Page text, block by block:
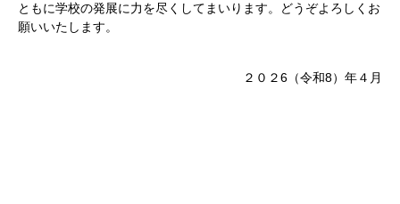
ともに学校の発展に力を尽くしてまいります。どうぞよろしくお
願いいたします。
２０２6（令和8）年４月